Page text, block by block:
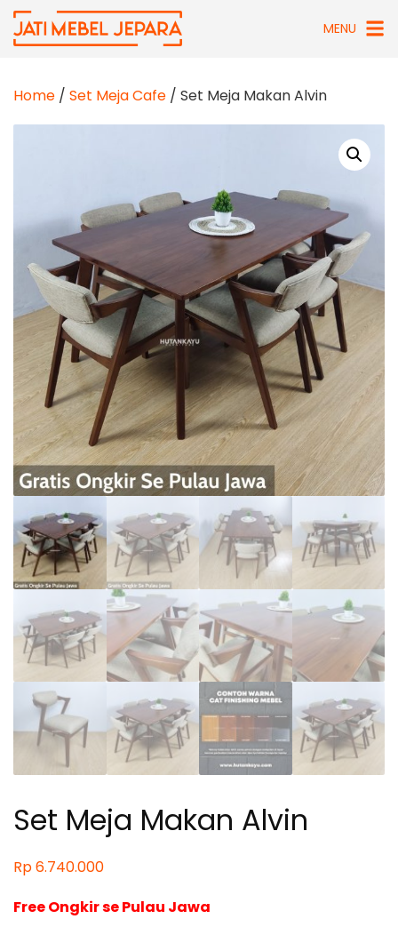
Skip
to
MENU
Home / Set Meja Cafe / Set Meja Makan Alvin
Set Meja Makan Alvin
Rp6.740.000
Free Ongkir se Pulau Jawa